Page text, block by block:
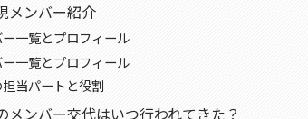
メンバー紹介
一覧とプロフィール
一覧とプロフィール
当パートと役割
メンバー交代はいつ行われてきた？